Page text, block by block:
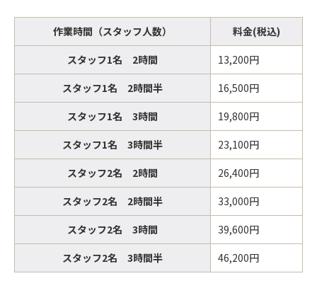
作業時間（スタッフ人数）
料金(税込)
スタッフ1名 2時間
13,200円
スタッフ1名 2時間半
16,500円
スタッフ1名 3時間
19,800円
スタッフ1名 3時間半
23,100円
スタッフ2名 2時間
26,400円
スタッフ2名 2時間半
33,000円
スタッフ2名 3時間
39,600円
スタッフ2名 3時間半
46,200円